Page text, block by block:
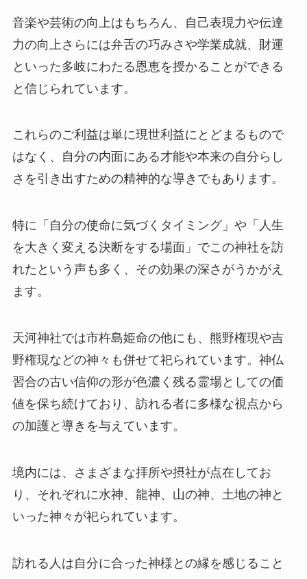
音楽や芸術の向上はもちろん、自己表現力や伝達
力の向上さらには弁舌の巧みさや学業成就、財運
といった多岐にわたる恩恵を授かることができる
と信じられています。
これらのご利益は単に現世利益にとどまるもので
はなく、自分の内面にある才能や本来の自分らし
さを引き出すための精神的な導きでもあります。
特に「自分の使命に気づくタイミング」や「人生
を大きく変える決断をする場面」でこの神社を訪
れたという声も多く、その効果の深さがうかがえ
ます。
天河神社では市杵島姫命の他にも、熊野権現や吉
野権現などの神々も併せて祀られています。神仏
習合の古い信仰の形が色濃く残る霊場としての価
値を保ち続けており、訪れる者に多様な視点から
の加護と導きを与えています。
境内には、さまざまな拝所や摂社が点在してお
り、それぞれに水神、龍神、山の神、土地の神と
いった神々が祀られています。
訪れる人は自分に合った神様との縁を感じること